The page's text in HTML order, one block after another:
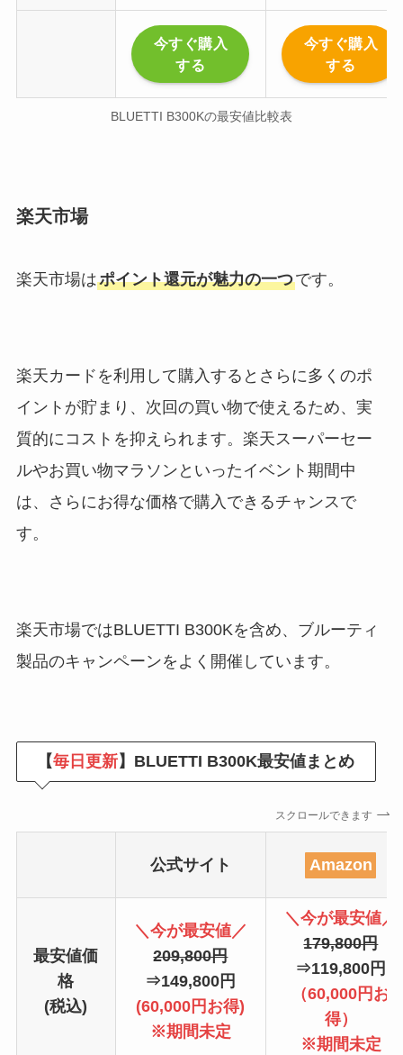
今すぐ購入
する
今すぐ購入
する
BLUETTI B300Kの最安値比較表
楽天市場
楽天市場はポイント還元が魅力の一つです。
楽天カードを利用して購入するとさらに多くのポ
イントが貯まり、次回の買い物で使えるため、実
質的にコストを抑えられます。楽天スーパーセー
ルやお買い物マラソンといったイベント期間中
は、さらにお得な価格で購入できるチャンスで
す。
楽天市場ではBLUETTI B300Kを含め、ブルーティ
製品のキャンペーンをよく開催しています。
【毎日更新】BLUETTI B300K最安値まとめ
スクロールできます
公式サイト Amazon
最安値価
格
(税込)
＼今が最安値／
209,800円
⇒149,800円
(60,000円お得)
※期間未定
＼今が最安値／
179,800円
⇒119,800円
（60,000円お
得）
※期間未定